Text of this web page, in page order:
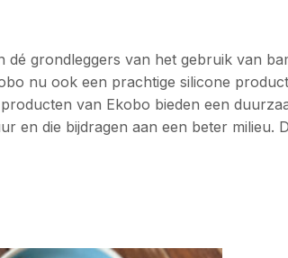
grondleggers van het gebruik van
nu ook een prachtige silicone
van Ekobo bieden een
en die bijdragen aan een beter milieu.